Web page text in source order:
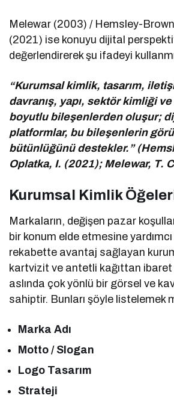
Melewar (2003) / Hemsley-
(2021) ise konuyu dijital
değerlendirerek şu ifadeyi
“Kurumsal kimlik, tasarım,
davranış, yapı, sektör kimliği
boyutlu bileşenlerden oluşur;
platformlar, bu bileşenlerin
bütünlüğünü destekler.”
Oplatka, I. (2021); Melewar, T.
Kurumsal Kimlik
Markaların, değişen pazar
bir konum elde etmesine
rekabette avantaj sağlayan
kartvizit ve antetli kağıttan ibaret
aslında çok yönlü bir görsel ve
sahiptir. Bunları şöyle listelemek
Marka Adı
Motto / Slogan
Logo Tasarım
Strateji